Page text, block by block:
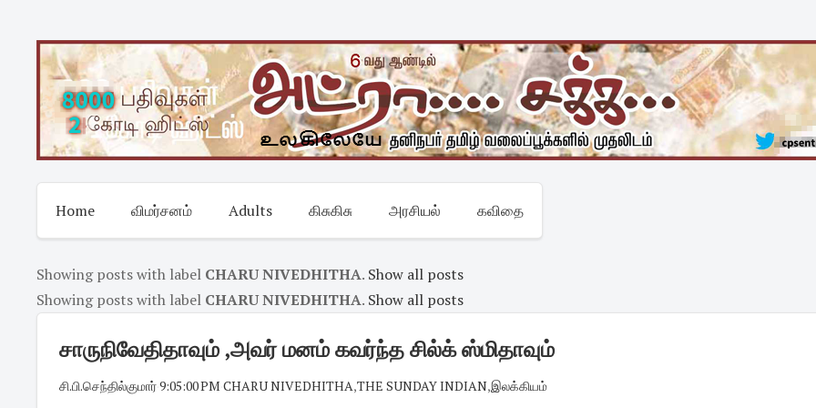
content
Home விமர்சனம் Adults கிசுகிசு அரசியல் கவிதை
Showing posts with label CHARU NIVEDHITHA. Show all posts
Showing posts with label CHARU NIVEDHITHA. Show all posts
சாருநிவேதிதாவும் ,அவர் மனம் கவர்ந்த சில்க் ஸ்மிதாவும்
சி.பி.செந்தில்குமார்·9:05:00 PM ·CHARU NIVEDHITHA,THE SUNDAY INDIAN,இலக்கியம்